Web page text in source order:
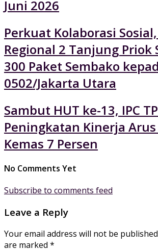
Juni 2026
Perkuat Kolaborasi
Regional 2 Tanjung Priok
300 Paket Sembako
0502/Jakarta Utara
Sambut HUT ke-13, IPC
Peningkatan Kinerja Arus
Kemas 7 Persen
No Comments Yet
Subscribe to comments feed
Leave a Reply
Your email address will not be
are marked *